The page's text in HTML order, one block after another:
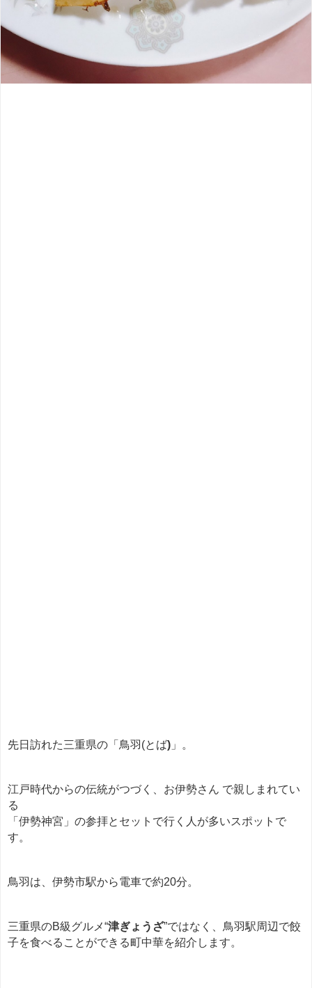
先日訪れた三重県の「鳥羽(とば) 」。
江戸時代からの伝統がつづく、お伊勢さん で親しまれてい
る
「伊勢神宮」の参拝とセットで行く人が多いスポットで
す。
鳥羽は、伊勢市駅から電車で約20分。
三重県のB級グルメ“津ぎょうざ”ではなく、鳥羽駅周辺で餃
子を食べることができる町中華を紹介します。